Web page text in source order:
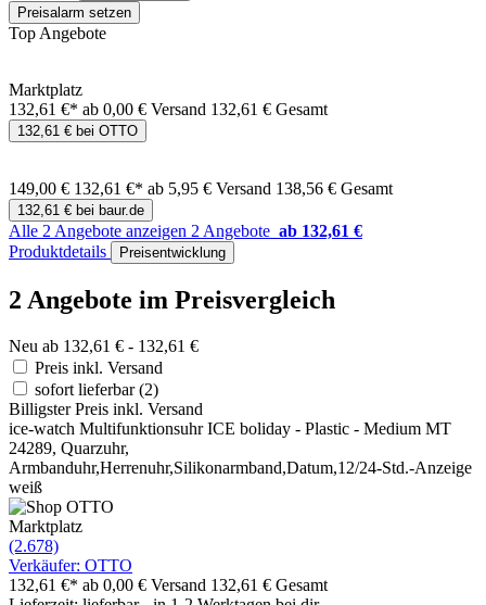
Preisalarm setzen
Top Angebote
Marktplatz
132,61 €* ab 0,00 € Versand 132,61 € Gesamt
132,61 € bei OTTO
149,00 € 132,61 €* ab 5,95 € Versand 138,56 € Gesamt
132,61 € bei baur.de
Alle 2 Angebote anzeigen 2 Angebote ab 132,61 €
Produktdetails
Preisentwicklung
2 Angebote im Preisvergleich
Neu ab 132,61 € - 132,61 €
Preis inkl. Versand
sofort lieferbar(2)
Billigster Preis inkl. Versand
ice-watch Multifunktionsuhr ICE boliday - Plastic - Medium MT
24289, Quarzuhr,
Armbanduhr,Herrenuhr,Silikonarmband,Datum,12/24-Std.-Anzeige
weiß
Marktplatz
(2.678)
Verkäufer: OTTO
132,61 €* ab 0,00 € Versand 132,61 € Gesamt